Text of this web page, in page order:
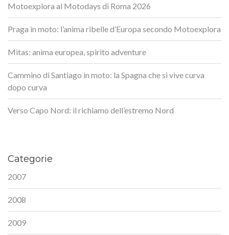
Motoexplora al Motodays di Roma 2026
Praga in moto: l’anima ribelle d’Europa secondo Motoexplora
Mitas: anima europea, spirito adventure
Cammino di Santiago in moto: la Spagna che si vive curva
dopo curva
Verso Capo Nord: il richiamo dell’estremo Nord
Categorie
2007
2008
2009